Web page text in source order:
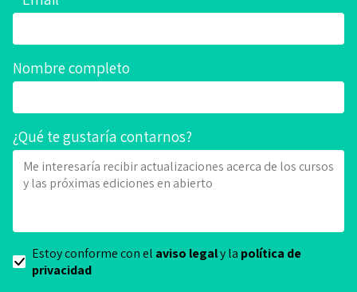
Nombre completo
¿Qué te gustaría contarnos?
Estoy conforme con el aviso legaly la política de
privacidad